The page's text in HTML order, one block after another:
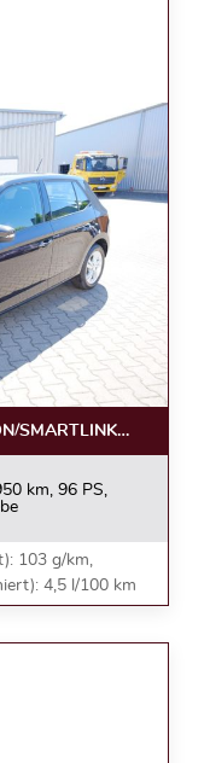
SMARTLINK/KAMERA/
km, 96 PS,
103 g/km,
4,5 l/100 km